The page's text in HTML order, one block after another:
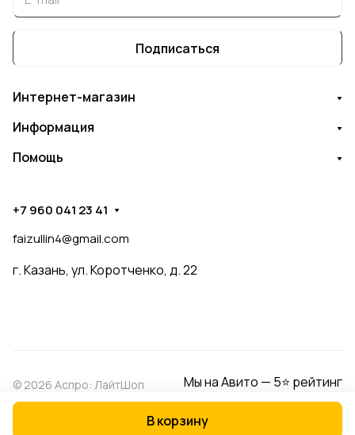
В корзину
Подписаться
Интернет-магазин
Информация
Помощь
+7 960 041 23 41
faizullin4@gmail.com
г. Казань, ул. Коротченко, д. 22
© 2026 Аспро: ЛайтШоп Мы на Авито — 5⭐ рейтинг
Оферта